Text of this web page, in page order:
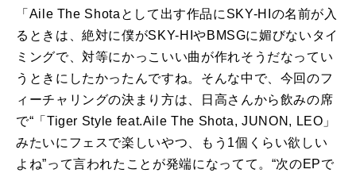
「Aile The Shotaとして出す作品にSKY-HIの名前が入
るときは、絶対に僕がSKY-HIやBMSGに媚びないタイ
ミングで、対等にかっこいい曲が作れそうだなってい
うときにしたかったんですね。そんな中で、今回のフ
ィーチャリングの決まり方は、日高さんから飲みの席
で“「Tiger Style feat.Aile The Shota, JUNON, LEO」
みたいにフェスで楽しいやつ、もう1個くらい欲しい
よね”って言われたことが発端になってて。“次のEPで